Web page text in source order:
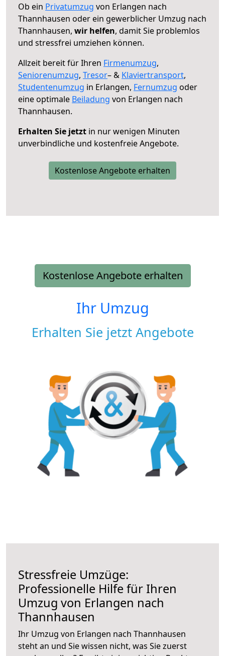
Ob ein Privatumzug von Erlangen nach
Thannhausen oder ein gewerblicher Umzug nach
Thannhausen, wir helfen, damit Sie problemlos
und stressfrei umziehen können.
Allzeit bereit für Ihren Firmenumzug,
Seniorenumzug, Tresor– & Klaviertransport,
Studentenumzug in Erlangen, Fernumzug oder
eine optimale Beiladung von Erlangen nach
Thannhausen.
Erhalten Sie jetzt in nur wenigen Minuten
unverbindliche und kostenfreie Angebote.
Kostenlose Angebote erhalten
Kostenlose Angebote erhalten
Ihr Umzug
Erhalten Sie jetzt Angebote
Stressfreie Umzüge:
Professionelle Hilfe für Ihren
Umzug von Erlangen nach
Thannhausen
Ihr Umzug von Erlangen nach Thannhausen
steht an und Sie wissen nicht, was Sie zuerst